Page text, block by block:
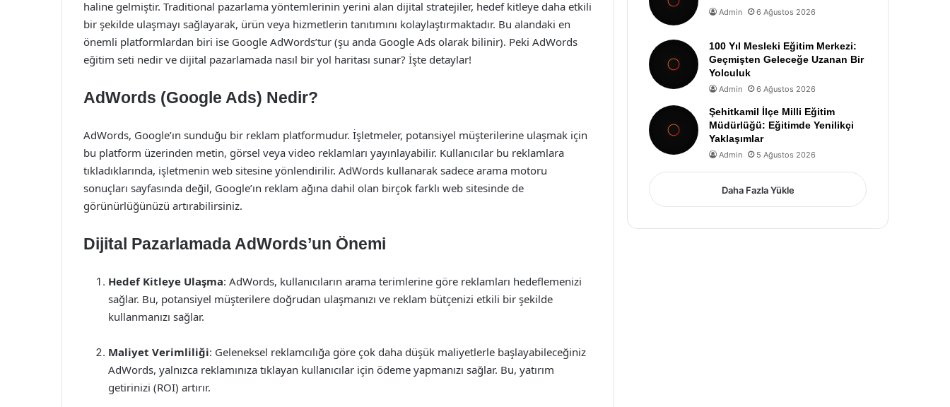
haline gelmiştir. Traditional pazarlama yöntemlerinin yerini alan dijital stratejiler, hedef kitleye daha etkili
bir şekilde ulaşmayı sağlayarak, ürün veya hizmetlerin tanıtımını kolaylaştırmaktadır. Bu alandaki en
önemli platformlardan biri ise Google AdWords’tur (şu anda Google Ads olarak bilinir). Peki AdWords
eğitim seti nedir ve dijital pazarlamada nasıl bir yol haritası sunar? İşte detaylar!
AdWords (Google Ads) Nedir?
AdWords, Google’ın sunduğu bir reklam platformudur. İşletmeler, potansiyel müşterilerine ulaşmak için
bu platform üzerinden metin, görsel veya video reklamları yayınlayabilir. Kullanıcılar bu reklamlara
tıkladıklarında, işletmenin web sitesine yönlendirilir. AdWords kullanarak sadece arama motoru
sonuçları sayfasında değil, Google’ın reklam ağına dahil olan birçok farklı web sitesinde de
görünürlüğünüzü artırabilirsiniz.
Dijital Pazarlamada AdWords’un Önemi
Hedef Kitleye Ulaşma: AdWords, kullanıcıların arama terimlerine göre reklamları hedeflemenizi
sağlar. Bu, potansiyel müşterilere doğrudan ulaşmanızı ve reklam bütçenizi etkili bir şekilde
kullanmanızı sağlar.
Maliyet Verimliliği: Geleneksel reklamcılığa göre çok daha düşük maliyetlerle başlayabileceğiniz
AdWords, yalnızca reklamınıza tıklayan kullanıcılar için ödeme yapmanızı sağlar. Bu, yatırım
getirinizi (ROI) artırır.
Admin 6 Ağustos 2026
100 Yıl Mesleki Eğitim Merkezi:
Geçmişten Geleceğe Uzanan Bir
Yolculuk
Admin 6 Ağustos 2026
Şehitkamil İlçe Milli Eğitim
Müdürlüğü: Eğitimde Yenilikçi
Yaklaşımlar
Admin 5 Ağustos 2026
Daha Fazla Yükle